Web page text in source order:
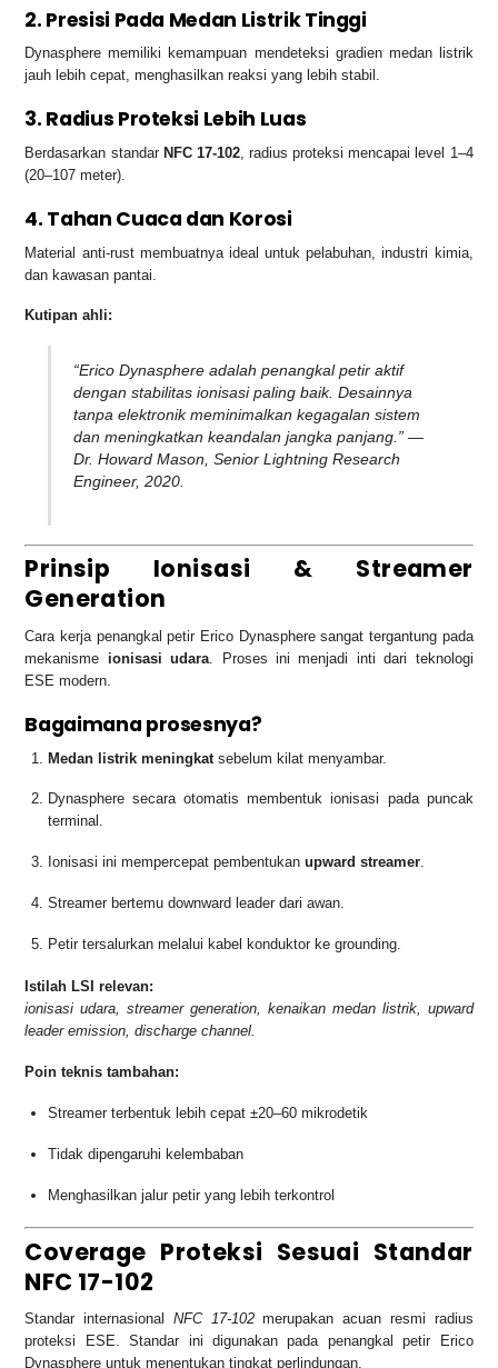
2. Presisi Pada Medan Listrik Tinggi
Dynasphere memiliki kemampuan mendeteksi gradien medan listrik
jauh lebih cepat, menghasilkan reaksi yang lebih stabil.
3. Radius Proteksi Lebih Luas
Berdasarkan standar NFC 17-102, radius proteksi mencapai level 1–4
(20–107 meter).
4. Tahan Cuaca dan Korosi
Material anti-rust membuatnya ideal untuk pelabuhan, industri kimia,
dan kawasan pantai.
Kutipan ahli:
“Erico Dynasphere adalah penangkal petir aktif
dengan stabilitas ionisasi paling baik. Desainnya
tanpa elektronik meminimalkan kegagalan sistem
dan meningkatkan keandalan jangka panjang.” —
Dr. Howard Mason, Senior Lightning Research
Engineer, 2020.
Prinsip Ionisasi & Streamer
Generation
Cara kerja penangkal petir Erico Dynasphere sangat tergantung pada
mekanisme ionisasi udara . Proses ini menjadi inti dari teknologi
ESE modern.
Bagaimana prosesnya?
Medan listrik meningkat sebelum kilat menyambar.
Dynasphere secara otomatis membentuk ionisasi pada puncak
terminal.
Ionisasi ini mempercepat pembentukanupward streamer.
Streamer bertemu downward leader dari awan.
Petir tersalurkan melalui kabel konduktor ke grounding.
Istilah LSI relevan:
ionisasi udara, streamer generation, kenaikan medan listrik, upward
leader emission, discharge channel.
Poin teknis tambahan:
Streamer terbentuk lebih cepat ±20–60 mikrodetik
Tidak dipengaruhi kelembaban
Menghasilkan jalur petir yang lebih terkontrol
Coverage Proteksi Sesuai Standar
NFC 17-102
Standar internasional NFC 17-102merupakan acuan resmi radius
proteksi ESE. Standar ini digunakan pada penangkal petir Erico
Dynasphere untuk menentukan tingkat perlindungan.